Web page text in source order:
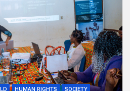
HUMAN RIGHTS SOCIETY